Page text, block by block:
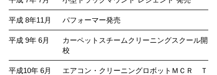
平成 8年11月 パフォーマー発売
平成 9年 6月
カーペットスチームクリーニングスクール開
校
平成10年 6月
エアコン・クリーニングロボットＭＣＲ Ｔ